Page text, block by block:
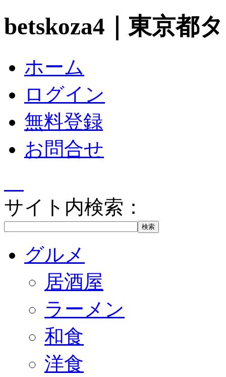
betskoza4｜東京都
ホーム
ログイン
無料登録
お問合せ
サイト内検索：
グルメ
居酒屋
ラーメン
和食
洋食